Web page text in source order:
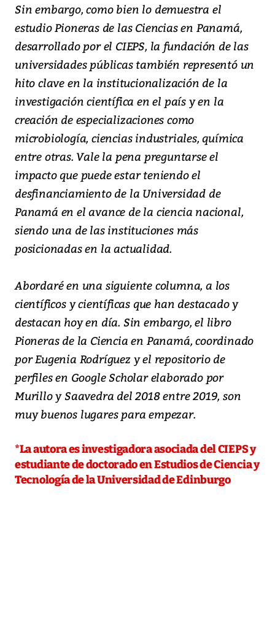
Sin embargo, como bien lo demuestra el
estudio Pioneras de las Ciencias en Panamá,
desarrollado por el CIEPS, la fundación de las
universidades públicas también representó un
hito clave en la institucionalización de la
investigación científica en el país y en la
creación de especializaciones como
microbiología, ciencias industriales, química
entre otras. Vale la pena preguntarse el
impacto que puede estar teniendo el
desfinanciamiento de la Universidad de
Panamá en el avance de la ciencia nacional,
siendo una de las instituciones más
posicionadas en la actualidad.
Abordaré en una siguiente columna, a los
científicos y científicas que han destacado y
destacan hoy en día. Sin embargo, el libro
Pioneras de la Ciencia en Panamá, coordinado
por Eugenia Rodríguez y el repositorio de
perfiles en Google Scholar elaborado por
Murillo y Saavedra del 2018 entre 2019, son
muy buenos lugares para empezar.
*La autora es investigadora asociada del CIEPS y
estudiante de doctorado en Estudios de Ciencia y
Tecnología de la Universidad de Edinburgo